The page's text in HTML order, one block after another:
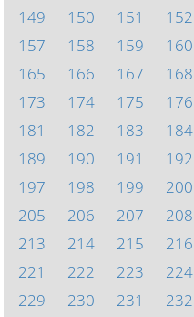
149
150 151 152
157
158 159 160
165
166 167 168
173
174 175 176
181
182 183 184
189
190 191 192
197
198 199 200
205
206 207 208
213
214 215 216
221
222 223 224
229
230 231 232